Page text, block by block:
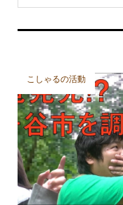
こしゃるの活動